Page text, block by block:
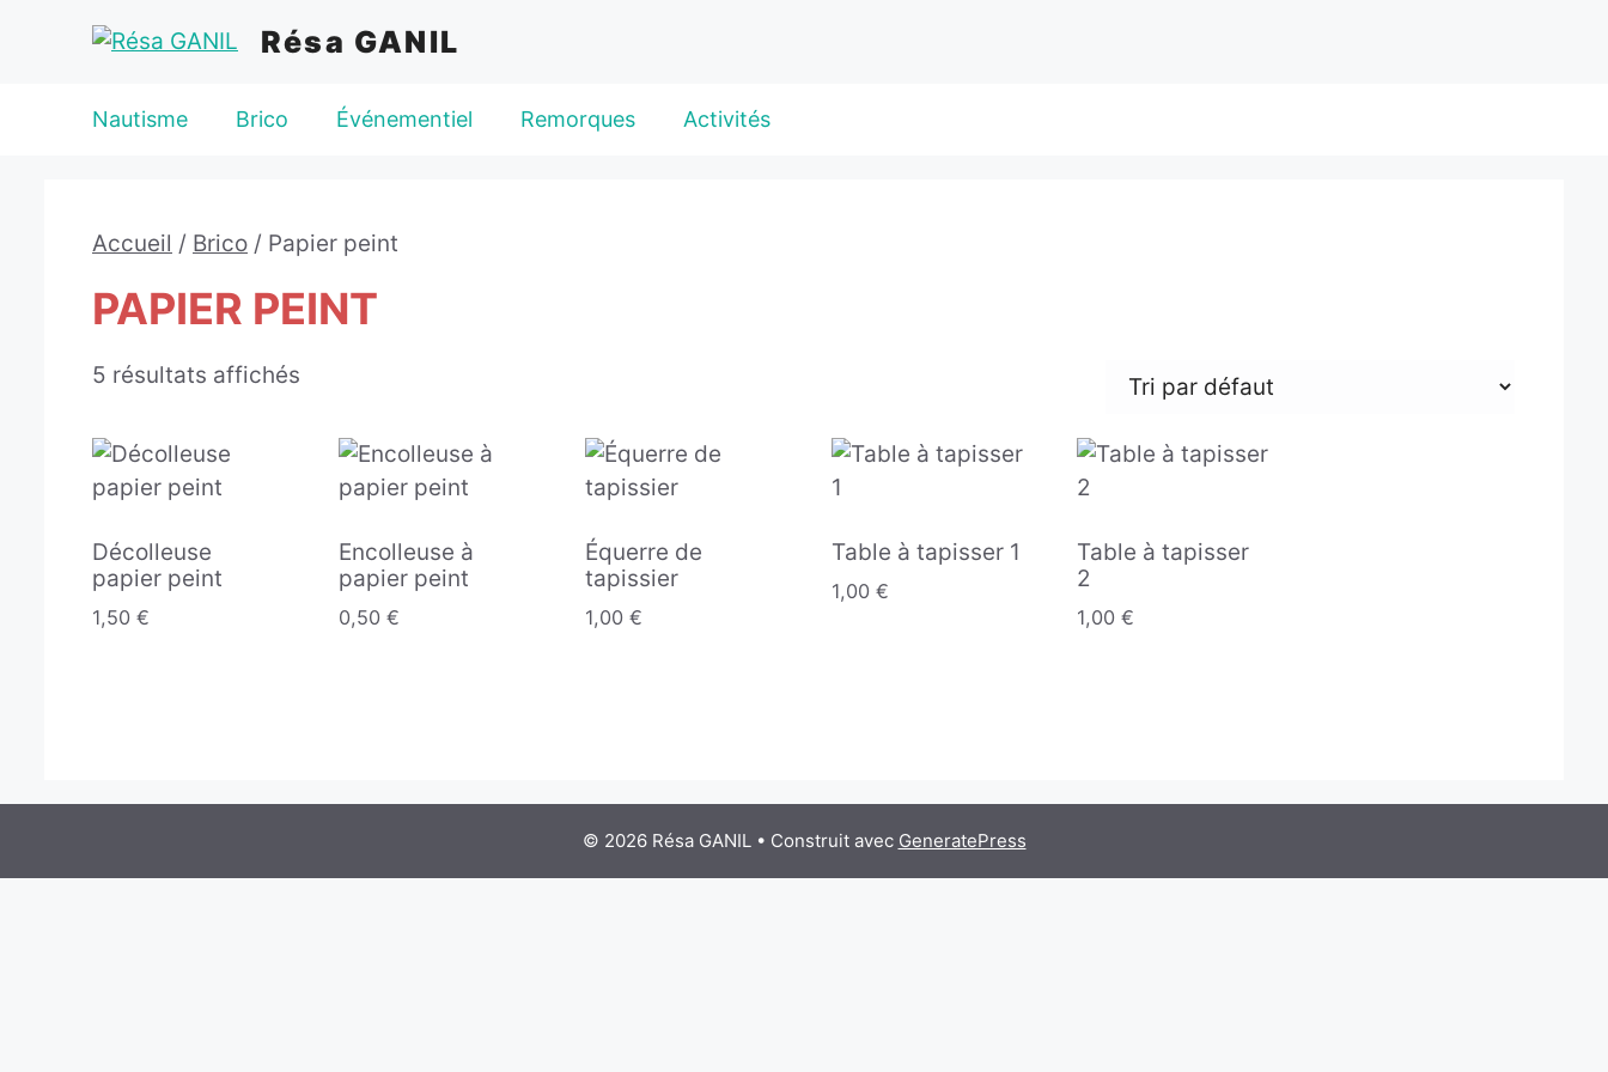
Résa GANIL
Nautisme Brico Événementiel Remorques Activités
Accueil / Brico / Papier peint
PAPIER PEINT
5 résultats affichés
Décolleuse
papier peint
1,50 €
Encolleuse à
papier peint
0,50 €
Équerre de
tapissier
1,00 €
Table à tapisser 1
1,00 €
Table à tapisser
2
1,00€
© 2026 Résa GANIL• Construit avec GeneratePress